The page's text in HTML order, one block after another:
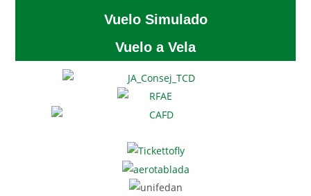
Vuelo Simulado
Vuelo a Vela